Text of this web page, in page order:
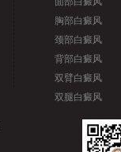
胸部白癜风
颈部白癜风
背部白癜风
双臂白癜风
双腿白癜风